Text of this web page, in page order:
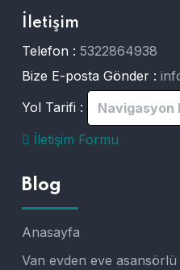
İletişim
Telefon : 5322864938
Bize E-posta Gönder :
Yol Tarifi :
Navigasyon
İletişim Formu
Blog
Anasayfa
Van evden eve